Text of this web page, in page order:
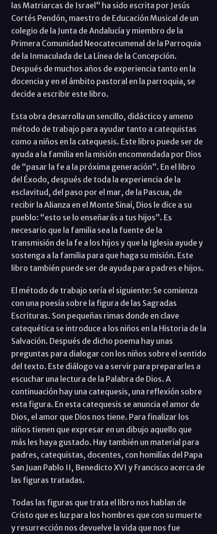
las Matriarcas de Israel” ha sido escrita por Jesús
Cortés Pendón, maestro de Educación Musical de un
colegio de la Junta de Andalucía y miembro de la
Primera Comunidad Neocatecumenal de la Parroquia
de la Inmaculada de La Línea de la Concepción.
Después de muchos años de experiencia tanto en la
docencia y en el ámbito pastoral en la parroquia, se
decide a escribir este libro.
Esta obra desarrolla un sencillo, didáctico y ameno
método de trabajo para ayudar tanto a catequistas
como a niños en la catequesis. Este libro puede ser de
ayuda a la familia en la misión encomendada por Dios
de “pasar la fe a la próxima generación”. En el libro
del Éxodo, después de toda la experiencia de la
esclavitud, del paso por el mar, de la Pascua, de
recibir la Alianza en el Monte Sinaí, Dios le dice a su
pueblo: “esto se lo enseñarás a tus hijos”. Es
necesario que la familia sea la fuente de la
transmisión de la fe a los hijos y que la Iglesia ayude y
sostenga a la familia para que haga su misión. Este
libro también puede ser de ayuda para padres e hijos.
El método de trabajo sería el siguiente: Se comienza
con una poesía sobre la figura de las Sagradas
Escrituras. Son pequeñas rimas donde en clave
catequética se introduce a los niños en la Historia de la
Salvación. Después de dicho poema hay unas
preguntas para dialogar con los niños sobre el sentido
del texto. Este diálogo va a servir para prepararles a
escuchar una lectura de la Palabra de Dios. A
continuación hay una catequesis, una reflexión sobre
esta figura. En esta catequesis se anuncia el amor de
Dios, el amor que Dios nos tiene. Para finalizar los
niños tienen que expresar en un dibujo aquello que
más les haya gustado. Hay también un material para
padres, catequistas, docentes, con homilías del Papa
San Juan Pablo II, Benedicto XVI y Francisco acerca de
las figuras tratadas.
Todas las figuras que trata el libro nos hablan de
Cristo que es luz para los hombres que con su muerte
y resurrección nos devuelve la vida que nos fue